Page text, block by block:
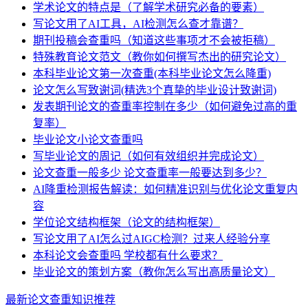
学术论文的特点是（了解学术研究必备的要素）
写论文用了AI工具，AI检测怎么查才靠谱？
期刊投稿会查重吗（知道这些事项才不会被拒稿）
特殊教育论文范文（教你如何撰写杰出的研究论文）
本科毕业论文第一次查重(本科毕业论文怎么降重)
论文怎么写致谢词(精选3个真挚的毕业设计致谢词)
发表期刊论文的查重率控制在多少（如何避免过高的重
复率）
毕业论文小论文查重吗
写毕业论文的周记（如何有效组织并完成论文）
论文查重一般多少 论文查重率一般要达到多少？
AI降重检测报告解读：如何精准识别与优化论文重复内
容
学位论文结构框架（论文的结构框架）
写论文用了AI怎么过AIGC检测？过来人经验分享
本科论文会查重吗 学校都有什么要求？
毕业论文的策划方案（教你怎么写出高质量论文）
最新论文查重知识推荐